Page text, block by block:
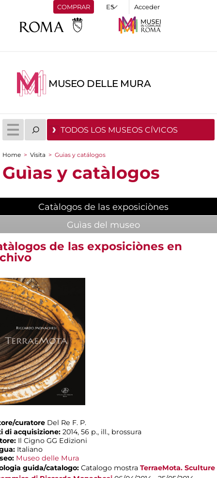
COMPRAR Acceder
MUSEO DELLE MURA
TODOS LOS MUSEOS CÍVICOS
You are here
Home > Visita > Guias y catálogos
Guìas y catàlogos
Catàlogos de las exposiciònes
Guìas del museo
de las exposiciònes en
curatore Del Re F. P.
di acquisizione: 2014, 56 p., ill., brossura
Il Cigno GG Edizioni
Italiano
Museo delle Mura
guida/catalogo: Catalogo mostra TerraeMota. Sculture